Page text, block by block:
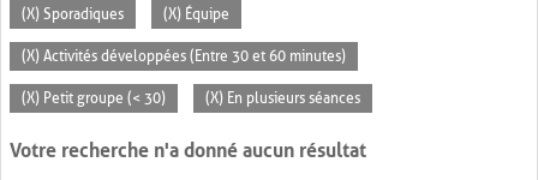
(X) Sporadiques (X) Équipe
(X) Activités développées (Entre 30 et 60 minutes)
(X) Petit groupe (< 30) (X) En plusieurs séances
Votre recherche n'a donné aucun résultat